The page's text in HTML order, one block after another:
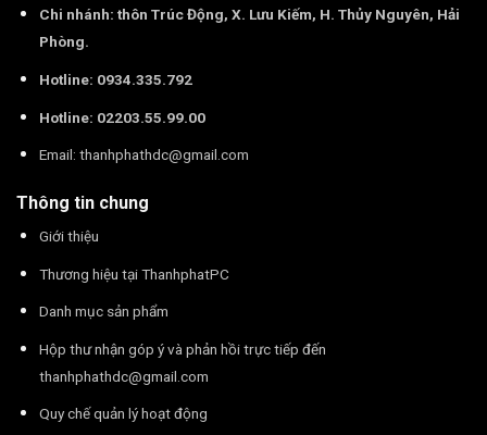
Chi nhánh: thôn Trúc Động, X. Lưu Kiếm, H. Thủy Nguyên, Hải
Phòng.
Hotline: 0934.335.792
Hotline: 02203.55.99.00
Email: thanhphathdc@gmail.com
Thông tin chung
Giới thiệu
Thương hiệu tại ThanhphatPC
Danh mục sản phẩm
Hộp thư nhận góp ý và phản hồi trực tiếp đến
thanhphathdc@gmail.com
Quy chế quản lý hoạt động